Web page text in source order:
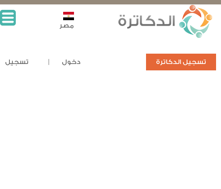
تسجيل الدكاترة دخول تسجيل
مصر